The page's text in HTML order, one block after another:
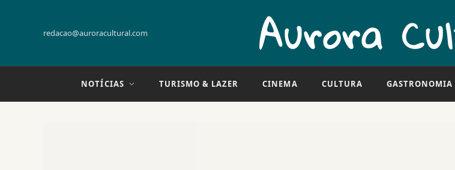
redacao@auroracultural.com
NOTÍCIAS TURISMO & LAZER CINEMA CULTURA GASTRONOMIA